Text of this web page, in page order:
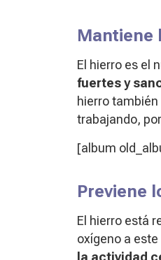
Mantiene
El hierro es el
fuertes y
hierro
trabajando,
[album
Previene
El hierro está
oxígeno a
la actividad